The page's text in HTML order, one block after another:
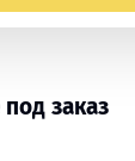
заказ